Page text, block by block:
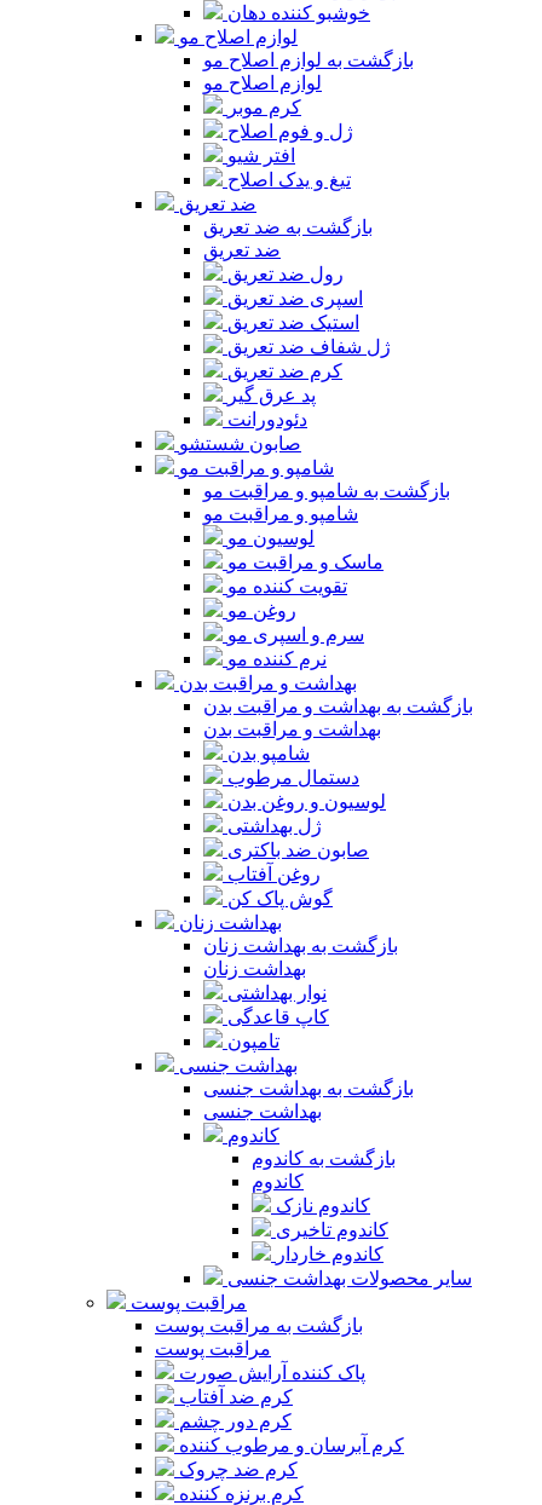
خوشبو کننده دهان
لوازم اصلاح مو
بازگشت به لوازم اصلاح مو
لوازم اصلاح مو
کرم موبر
ژل و فوم اصلاح
افتر شیو
تیغ و یدک اصلاح
ضد تعریق
بازگشت به ضد تعریق
ضد تعریق
رول ضد تعریق
اسپری ضد تعریق
استیک ضد تعریق
ژل شفاف ضد تعریق
کرم ضد تعریق
پد عرق گیر
دئودورانت
صابون شستشو
شامپو و مراقبت مو
بازگشت به شامپو و مراقبت مو
شامپو و مراقبت مو
لوسیون مو
ماسک و مراقبت مو
تقویت کننده مو
روغن مو
سرم و اسپری مو
نرم کننده مو
بهداشت و مراقبت بدن
بازگشت به بهداشت و مراقبت بدن
بهداشت و مراقبت بدن
شامپو بدن
دستمال مرطوب
لوسیون و روغن بدن
ژل بهداشتی
صابون ضد باکتری
روغن آفتاب
گوش پاک کن
بهداشت زنان
بازگشت به بهداشت زنان
بهداشت زنان
نوار بهداشتی
کاپ قاعدگی
تامپون
بهداشت جنسی
بازگشت به بهداشت جنسی
بهداشت جنسی
کاندوم
بازگشت به کاندوم
کاندوم
کاندوم نازک
کاندوم تاخیری
کاندوم خاردار
سایر محصولات بهداشت جنسی
مراقبت پوست
بازگشت به مراقبت پوست
مراقبت پوست
پاک کننده آرایش صورت
کرم ضد آفتاب
کرم دور چشم
کرم آبرسان و مرطوب کننده
کرم ضد چروک
کرم برنزه کننده